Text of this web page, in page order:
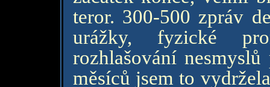
teror. 300-500 zpráv
urážky, fyzické
rozhlašování
měsíců jsem to